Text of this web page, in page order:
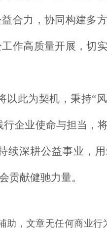
合力，协同构建多
作高质量开展，切
以此为契机，秉持“
企业使命与担当，
续深耕公益事业，
贡献健驰力量。
助，文章无任何商业行